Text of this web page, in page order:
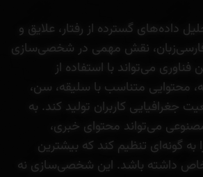
داده‌های گسترده از رفتار، علایق و
نقش مهمی در شخصی‌سازی
فناوری می‌تواند با استفاده از
محتوایی متناسب با سلیقه، سن،
کاربران تولید کند. به
می‌تواند محتوای خبری،
به گونه‌ای تنظیم کند که بیشترین
خاص داشته باشد. این شخصی‌سازی نه